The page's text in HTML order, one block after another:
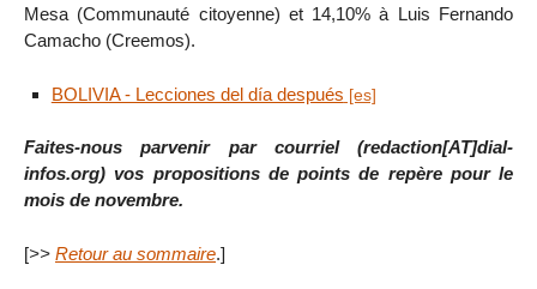
Mesa (Communauté citoyenne) et 14,10% à Luis Fernando
Camacho (Creemos).
BOLIVIA - Lecciones del día después
Faites-nous parvenir par courriel (redaction[AT]dial-
infos.org) vos propositions de points de repère pour le
mois de novembre.
[>> Retour au sommaire.]